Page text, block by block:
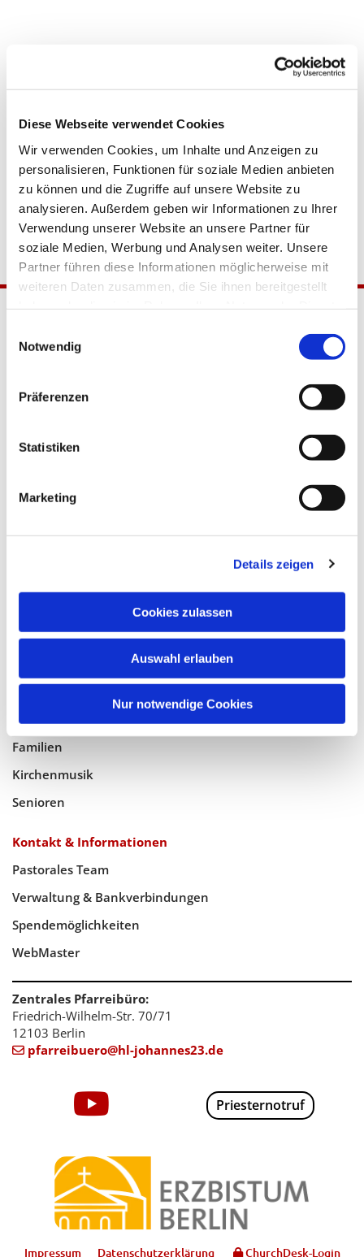
Diese Webseite verwendet Cookies
Wir verwenden Cookies, um Inhalte und Anzeigen zu
personalisieren, Funktionen für soziale Medien anbieten
zu können und die Zugriffe auf unsere Website zu
analysieren. Außerdem geben wir Informationen zu Ihrer
Verwendung unserer Website an unsere Partner für
soziale Medien, Werbung und Analysen weiter. Unsere
Partner führen diese Informationen möglicherweise mit
weiteren Daten zusammen, die Sie ihnen bereitgestellt
Notwendig
Präferenzen
Statistiken
Marketing
Details zeigen
Cookies zulassen
Auswahl erlauben
Nur notwendige Cookies
Pfarrei Hl. Johannes XXIII.
Glaube
Bistumswallfahrt
Taufe, Kommunion & Trauung
Pfarreileben
Jugend
Familien
Kirchenmusik
Senioren
Kontakt & Informationen
Pastorales Team
Verwaltung & Bankverbindungen
Spendemöglichkeiten
WebMaster
Zentrales Pfarreibüro:
Friedrich-Wilhelm-Str. 70/71
12103 Berlin
 pfarreibuero@hl-johannes23.de
Priesternotruf
Impressum Datenschutzerklärung ChurchDesk-Login